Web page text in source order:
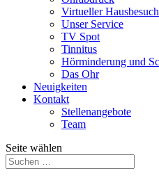
Virtueller Hausbesuch
Unser Service
TV Spot
Tinnitus
Hörminderung und
Das Ohr
Neuigkeiten
Kontakt
Stellenangebote
Team
Seite wählen